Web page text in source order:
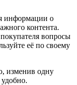
информации о
контента.
вопросы
её по своему
изменив одну